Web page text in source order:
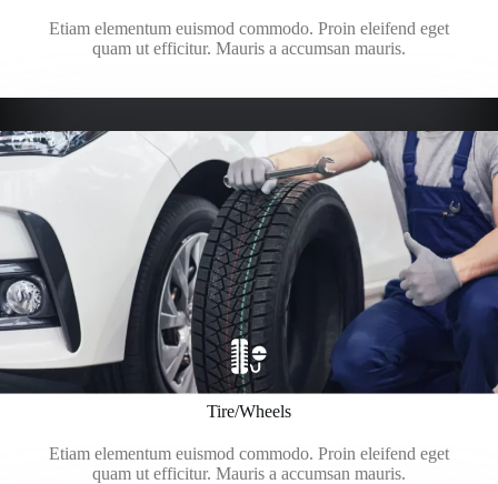
Etiam elementum euismod commodo. Proin eleifend eget
quam ut efficitur. Mauris a accumsan mauris.
Tire/Wheels
Etiam elementum euismod commodo. Proin eleifend eget
quam ut efficitur. Mauris a accumsan mauris.